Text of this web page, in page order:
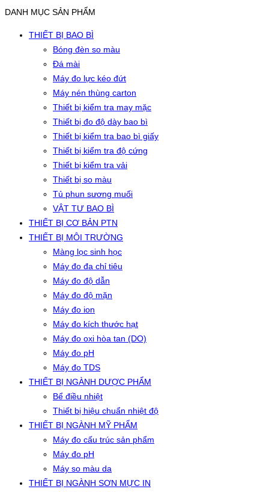
DANH MỤC SẢN PHẨM
THIẾT BỊ BAO BÌ
Bóng đèn so màu
Đá mài
Máy đo lực kéo đứt
Máy nén thùng carton
Thiết bị kiểm tra may mặc
Thiết bị đo độ dày bao bì
Thiết bị kiểm tra bao bì giấy
Thiết bị kiểm tra độ cứng
Thiết bị kiểm tra vải
Thiết bị so màu
Tủ phun sương muối
VẬT TƯ BAO BÌ
THIẾT BỊ CƠ BẢN PTN
THIẾT BỊ MÔI TRƯỜNG
Màng lọc sinh học
Máy đo đa chỉ tiêu
Máy đo độ dẫn
Máy đo độ mặn
Máy đo ion
Máy đo kích thước hạt
Máy đo oxi hòa tan (DO)
Máy đo pH
Máy đo TDS
THIẾT BỊ NGÀNH DƯỢC PHẨM
Bể điều nhiệt
Thiết bị hiệu chuẩn nhiệt độ
THIẾT BỊ NGÀNH MỸ PHẨM
Máy đo cấu trúc sản phẩm
Máy đo pH
Máy so màu da
THIẾT BỊ NGÀNH SƠN MỰC IN